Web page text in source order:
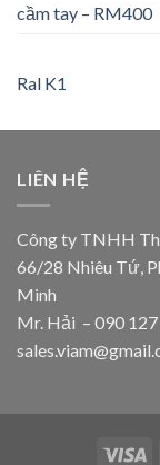
cầm tay – RM400
Ral K1
LIÊN HỆ
Công ty TNHH
66/28 Nhiêu Tứ,
Minh
Mr. Hải – 090